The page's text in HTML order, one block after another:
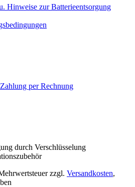
Hinweise zur Batterieentsorgung
per Rechnung
durch Verschlüsselung
zzgl. Versandkosten,